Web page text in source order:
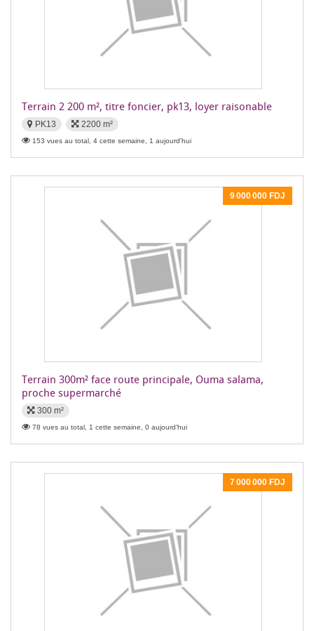
Terrain 2 200 m², titre foncier, pk13, loyer raisonable
PK13 2200 m²
153 vues au total, 4 cette semaine, 1 aujourd'hui
9 000 000 FDJ
Terrain 300m² face route principale, Ouma salama,
proche supermarché
300 m²
78 vues au total, 1 cette semaine, 0 aujourd'hui
7 000 000 FDJ